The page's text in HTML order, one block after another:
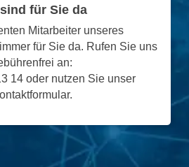
für Sie da
Mitarbeiter unseres
für Sie da. Rufen Sie uns
an:
14 oder nutzen Sie unser